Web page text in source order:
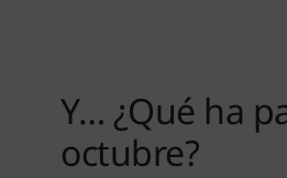
Y… ¿Qué ha
octubre?